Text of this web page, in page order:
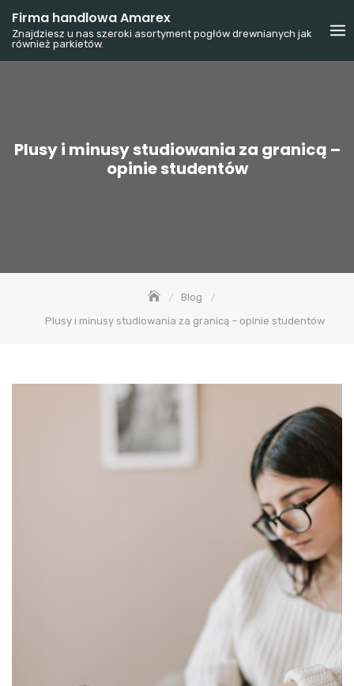
Skip
content
Firma handlowa Amarex
Znajdziesz u nas szeroki asortyment pogłów drewnianych jak
również parkietów.
Plusy i minusy studiowania za granicą –
opinie studentów
Blog
Plusy i minusy studiowania za granicą – opinie studentów